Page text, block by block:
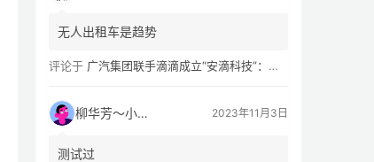
无人出租车是趋势
评论于 广汽集团联手滴滴成立“安滴科技”：加速 L4 级 Robotaxi 量产
柳华芳～小芳侠 2023年11月3日
测试过